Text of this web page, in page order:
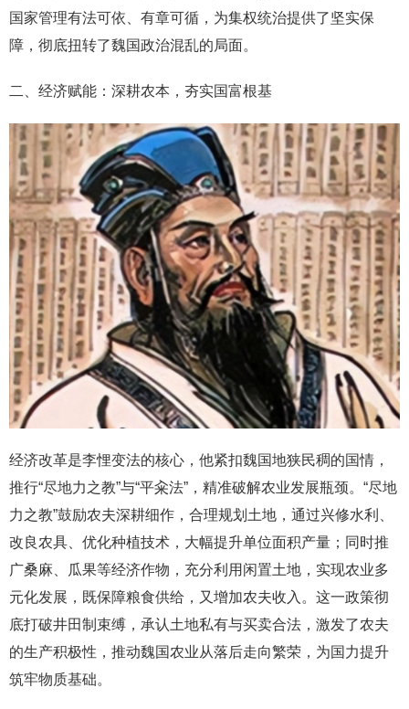
国家管理有法可依、有章可循，为集权统治提供了坚实保
障，彻底扭转了魏国政治混乱的局面。
二、经济赋能：深耕农本，夯实国富根基
经济改革是李悝变法的核心，他紧扣魏国地狭民稠的国情，
推行“尽地力之教”与“平籴法”，精准破解农业发展瓶颈。“尽地
力之教”鼓励农夫深耕细作，合理规划土地，通过兴修水利、
改良农具、优化种植技术，大幅提升单位面积产量；同时推
广桑麻、瓜果等经济作物，充分利用闲置土地，实现农业多
元化发展，既保障粮食供给，又增加农夫收入。这一政策彻
底打破井田制束缚，承认土地私有与买卖合法，激发了农夫
的生产积极性，推动魏国农业从落后走向繁荣，为国力提升
筑牢物质基础。